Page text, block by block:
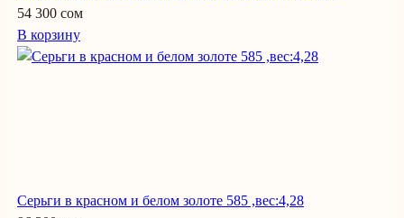
54 300 сом
В корзину
Серьги в красном и белом золоте 585 ,вес:4,28